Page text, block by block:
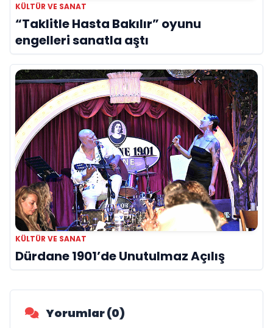
KÜLTÜR VE SANAT
“Taklitle Hasta Bakılır” oyunu
engelleri sanatla aştı
KÜLTÜR VE SANAT
Dürdane 1901’de Unutulmaz Açılış
Yorumlar (0)